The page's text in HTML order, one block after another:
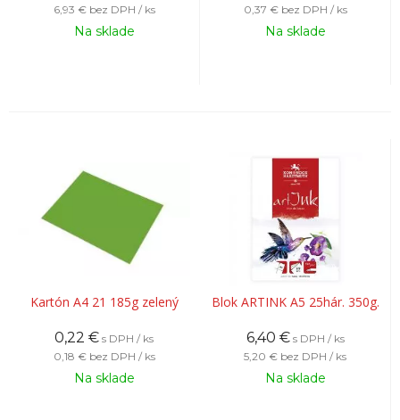
6,93 € bez DPH / ks
Na sklade
0,37 € bez DPH / ks
Na sklade
Kartón A4 21 185g zelený
0,22 € s DPH / ks
0,18 € bez DPH / ks
Na sklade
Blok ARTINK A5 25hár. 350g.
6,40 € s DPH / ks
5,20 € bez DPH / ks
Na sklade